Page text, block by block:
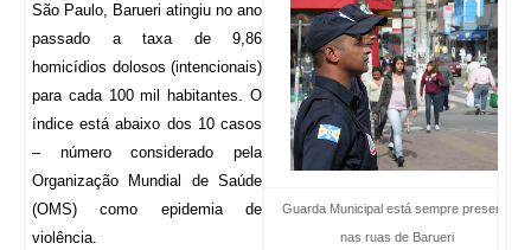
Guarda Municipal está sempre presente
nas ruas de Barueri
São Paulo, Barueri atingiu no ano
passado a taxa de 9,86
homicídios dolosos (intencionais)
para cada 100 mil habitantes. O
índice está abaixo dos 10 casos
– número considerado pela
Organização Mundial de Saúde
(OMS) como epidemia de
violência.